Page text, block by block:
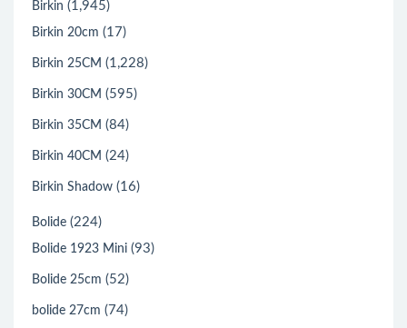
Birkin (1,945)
Birkin 20cm (17)
Birkin 25CM (1,228)
Birkin 30CM (595)
Birkin 35CM (84)
Birkin 40CM (24)
Birkin Shadow (16)
Bolide (224)
Bolide 1923 Mini (93)
Bolide 25cm (52)
bolide 27cm (74)